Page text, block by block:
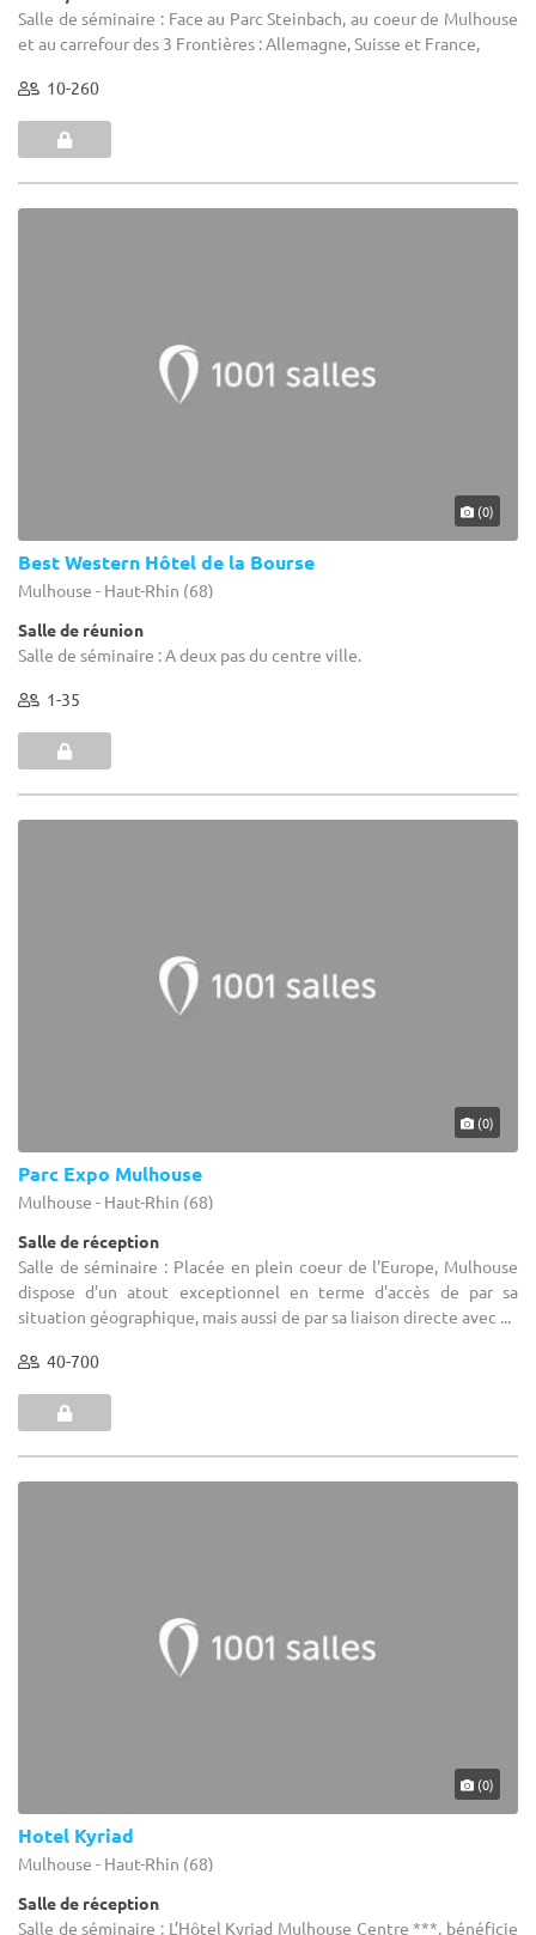
Salle de séminaire : Face au Parc Steinbach, au coeur de Mulhouse
et au carrefour des 3 Frontières : Allemagne, Suisse et France,
10-260
(0)
Best Western Hôtel de la Bourse
Mulhouse - Haut-Rhin (68)
Salle de réunion
Salle de séminaire : A deux pas du centre ville.
1-35
(0)
Parc Expo Mulhouse
Mulhouse - Haut-Rhin (68)
Salle de réception
Salle de séminaire : Placée en plein coeur de l'Europe, Mulhouse
dispose d'un atout exceptionnel en terme d'accès de par sa
situation géographique, mais aussi de par sa liaison directe avec ...
40-700
(0)
Hotel Kyriad
Mulhouse - Haut-Rhin (68)
Salle de réception
Salle de séminaire : L’Hôtel Kyriad Mulhouse Centre ***, bénéficie